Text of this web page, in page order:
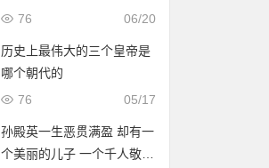
06/20
76
历史上最伟大的三个皇帝是
哪个朝代的
05/17
76
孙殿英一生恶贯满盈 却有一
个美丽的儿子 一个千人敬仰